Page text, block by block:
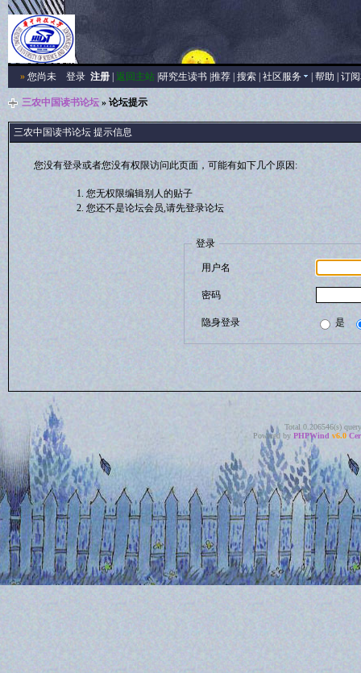
»您尚未 登录 注册| 返回主站| 研究生读书| 推荐| 搜索| 社区服务 帮助 订
三农中国读书论坛» 论坛提示
三农中国读书论坛 提示信息
您没有登录或者您没有权限访问此页面，可能有如下几个原因:
您无权限编辑别人的贴子
您还不是论坛会员,请先登录论坛
登录
用户名
密码
隐身登录 是
Total 0.206546(s)
Powered by PHPWind v6.0